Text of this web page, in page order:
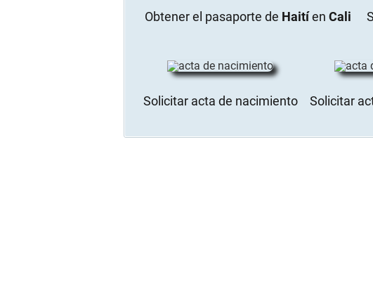
Obtener el pasaporte de HaitíenCali
Solicitar acta de nacimiento Solicitar